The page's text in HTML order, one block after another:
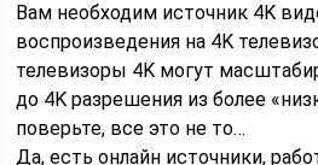
Вам необходим источник 4K
воспроизведения на 4K
телевизоры 4K могут
до 4K разрешения из более
поверьте, все это не то…
Да, есть онлайн источники,